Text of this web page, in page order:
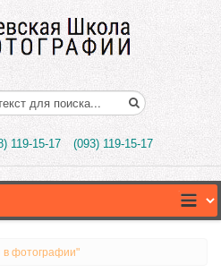
119-15-17 (093) 119-15-17
в фотографии"